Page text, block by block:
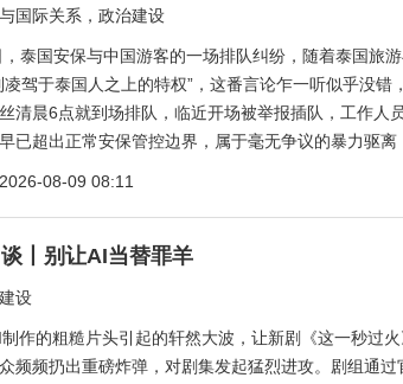
国际关系，政治建设
泰国安保与中国游客的一场排队纠纷，随着泰国旅
凌驾于泰国人之上的特权”，这番言论乍一听似乎没
清晨6点就到场排队，临近开场被举报插队，工作
已超出正常安保管控边界，属于毫无争议的暴力驱离
2026-08-09 08:11
丨别让AI当替罪羊
设
制作的粗糙片头引起的轩然大波，让新剧《这一秒过
频频扔出重磅炸弹，对剧集发起猛烈进攻。剧组通